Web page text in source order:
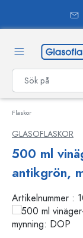
Flaskor
GLASOFLASKOR
500 ml
antikgrön,
Artikelnummer :